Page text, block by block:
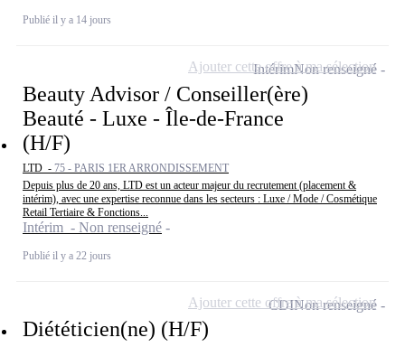
Publié il y a 14 jours
Beauty Advisor / Conseiller(ère)
Beauté - Luxe - Île-de-France
(H/F)
LTD - 75 - PARIS 1ER ARRONDISSEMENT
Depuis plus de 20 ans, LTD est un acteur majeur du recrutement (placement &
intérim), avec une expertise reconnue dans les secteurs : Luxe / Mode / Cosmétique
Retail Tertiaire & Fonctions...
Intérim - Non renseigné
Publié il y a 22 jours
IntérimNon renseigné
Ajouter cette offre à ma sélection
Diététicien(ne) (H/F)
CDINon renseigné
Ajouter cette offre à ma sélection